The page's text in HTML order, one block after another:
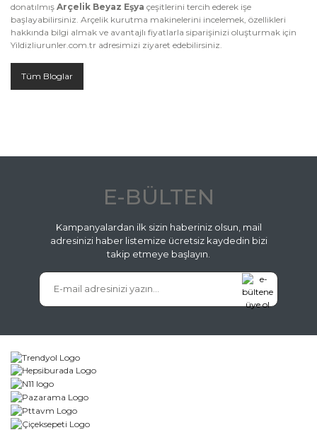
donatılmış Arçelik Beyaz Eşya çeşitlerini tercih ederek işe
başlayabilirsiniz. Arçelik kurutma makinelerini incelemek, özellikleri
hakkında bilgi almak ve avantajlı fiyatlarla siparişinizi oluşturmak için
Yildizliurunler.com.tr adresimizi ziyaret edebilirsiniz.
Tüm Bloglar
E-BÜLTEN
Kampanyalardan ilk sizin haberiniz olsun, mail
adresinizi haber listemize ücretsiz kaydedin bizi
takip etmeye başlayın.